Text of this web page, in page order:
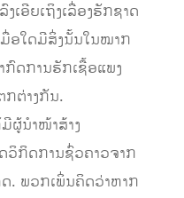
ເອີຍເຖິງເລື່ອງຮັກຊາດ
ອໃດມີສິ່ງນັ້ນໃນໝາກ
ດການຮັກເຊື້ອແພງ
ຕ່າງກັນ.
ຜູ້ນໍາໜ້າສ້າງ
ວິກິດການຊົ່ວຄາວຈາກ
ດ. ພວກເພິ່ນຄິດວ່າຫາກ